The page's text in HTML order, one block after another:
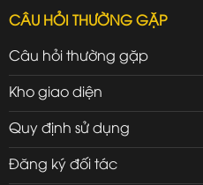
CÂU HỎI THƯỜNG GẶP
Câu hỏi thường gặp
Kho giao diện
Quy định sử dụng
Đăng ký đối tác